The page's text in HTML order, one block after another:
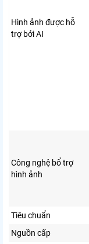
Hình ảnh được hỗ
trợ bởi AI
Công nghệ bổ trợ
hình ảnh
Tiêu chuẩn
Nguồn cấp